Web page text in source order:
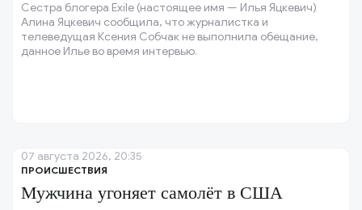
Сестра блогера Exile (настоящее имя — Илья Яцкевич)
Алина Яцкевич сообщила, что журналистка и
телеведущая Ксения Собчак не выполнила обещание,
данное Илье во время интервью.
ПРОИСШЕСТВИЯ
Мужчина угоняет самолёт в США
07 августа 2026, 20:35